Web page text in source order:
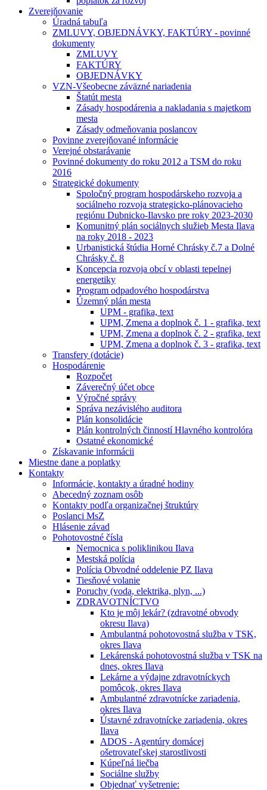
Zverejňovanie
Úradná tabuľa
ZMLUVY, OBJEDNÁVKY, FAKTÚRY - povinné
dokumenty
ZMLUVY
FAKTÚRY
OBJEDNÁVKY
VZN-Všeobecne záväzné nariadenia
Štatút mesta
Zásady hospodárenia a nakladania s majetkom
mesta
Zásady odmeňovania poslancov
Povinne zverejňované informácie
Verejné obstarávanie
Povinné dokumenty do roku 2012 a TSM do roku
2016
Strategické dokumenty
Spoločný program hospodárskeho rozvoja a
sociálneho rozvoja strategicko-plánovacieho
regiónu Dubnicko-Ilavsko pre roky 2023-2030
Komunitný plán sociálnych služieb Mesta Ilava
na roky 2018 - 2023
Urbanistická štúdia Horné Chrásky č.7 a Dolné
Chrásky č. 8
Koncepcia rozvoja obcí v oblasti tepelnej
energetiky
Program odpadového hospodárstva
Územný plán mesta
UPM - grafika, text
UPM, Zmena a doplnok č. 1 - grafika, text
UPM, Zmena a doplnok č. 2 - grafika, text
UPM, Zmena a doplnok č. 3 - grafika, text
Transfery (dotácie)
Hospodárenie
Rozpočet
Záverečný účet obce
Výročné správy
Správa nezávislého auditora
Plán konsolidácie
Plán kontrolných činností Hlavného kontrolóra
Ostatné ekonomické
Získavanie informácii
Miestne dane a poplatky
Kontakty
Informácie, kontakty a úradné hodiny
Abecedný zoznam osôb
Kontakty podľa organizačnej štruktúry
Poslanci MsZ
Hlásenie závad
Pohotovostné čísla
Nemocnica s poliklinikou Ilava
Mestská polícia
Polícia Obvodné oddelenie PZ Ilava
Tiesňové volanie
Poruchy (voda, elektrika, plyn, ...)
ZDRAVOTNÍCTVO
Kto je môj lekár? (zdravotné obvody
okresu Ilava)
Ambulantná pohotovostná služba v TSK,
okres Ilava
Lekárenská pohotovostná služba v TSK na
dnes, okres Ilava
Lekárne a výdajne zdravotníckych
pomôcok, okres Ilava
Ambulantné zdravotnícke zariadenia,
okres Ilava
Ústavné zdravotnícke zariadenia, okres
Ilava
ADOS - Agentúry domácej
ošetrovateľskej starostlivosti
Kúpeľná liečba
Sociálne služby
Objednať vyšetrenie: